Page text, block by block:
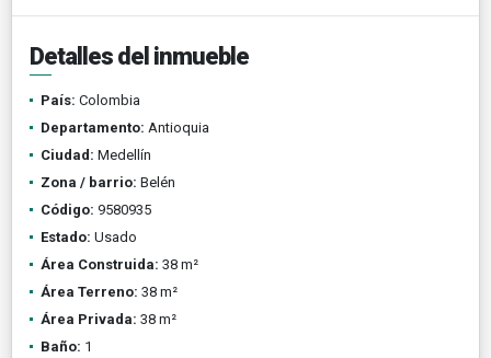
Detalles del inmueble
País: Colombia
Departamento: Antioquia
Ciudad: Medellín
Zona / barrio: Belén
Código: 9580935
Estado: Usado
Área Construida: 38 m²
Área Terreno: 38 m²
Área Privada: 38 m²
Baño: 1